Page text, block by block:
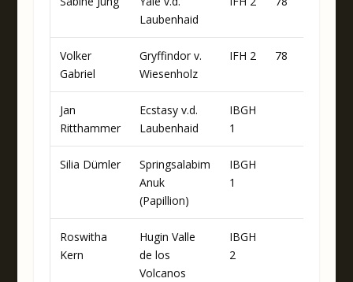
Laubenhaid
Volker
Gabriel
Gryffindor v.
Wiesenholz
IFH 2 78
Jan
Ritthammer
Ecstasy v.d.
Laubenhaid
IBGH
1
Silia Dümler
Springsalabim
Anuk
(Papillion)
IBGH
1
Roswitha
Kern
Hugin Valle
de los
Volcanos
IBGH
2